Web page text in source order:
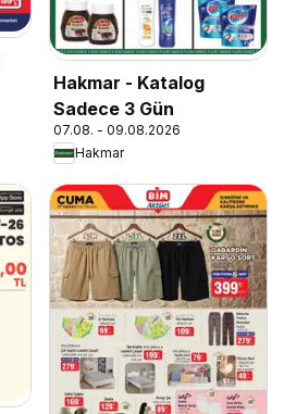
Hakmar - Katalog
Sadece 3 Gün
07.08. - 09.08.2026
Hakmar